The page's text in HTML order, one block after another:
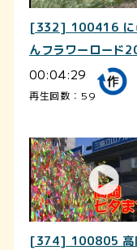
[332] 100416 に
んフラワーロード
00:04:29
再生回数：59
[374] 100805 高